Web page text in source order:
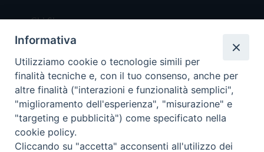
Chi Siamo
Redazione
Scrivici
Copyright © 2019 - Tutti i diritti riservati - Vita
Informativa
Utilizziamo cookie o tecnologie simili per
finalità tecniche e, con il tuo consenso, anche per
altre finalità ("interazioni e funzionalità semplici",
"miglioramento dell'esperienza", "misurazione" e
"targeting e pubblicità") come specificato nella
cookie policy.
Cliccando su "accetta" acconsenti all'utilizzo dei